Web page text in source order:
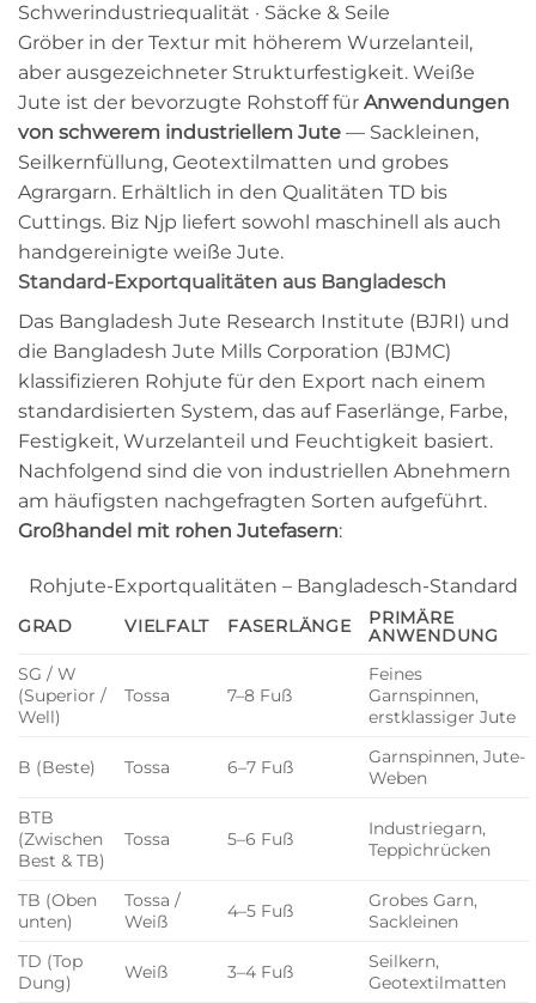
Schwerindustriequalität · Säcke & Seile
Gröber in der Textur mit höherem Wurzelanteil,
aber ausgezeichneter Strukturfestigkeit. Weiße
Jute ist der bevorzugte Rohstoff für Anwendungen
von schwerem industriellem Jute — Sackleinen,
Seilkernfüllung, Geotextilmatten und grobes
Agrargarn. Erhältlich in den Qualitäten TD bis
Cuttings. Biz Njp liefert sowohl maschinell als auch
handgereinigte weiße Jute.
Standard-Exportqualitäten aus Bangladesch
Das Bangladesh Jute Research Institute (BJRI) und
die Bangladesh Jute Mills Corporation (BJMC)
klassifizieren Rohjute für den Export nach einem
standardisierten System, das auf Faserlänge, Farbe,
Festigkeit, Wurzelanteil und Feuchtigkeit basiert.
Nachfolgend sind die von industriellen Abnehmern
am häufigsten nachgefragten Sorten aufgeführt.
Großhandel mit rohen Jutefasern:
Rohjute-Exportqualitäten – Bangladesch-Standard
GRAD VIELFALT FASERLÄNGE
PRIMÄRE
ANWENDUNG
SG / W
(Superior /
Well)
Tossa 7–8 Fuß
Feines
Garnspinnen,
erstklassiger Jute
B (Beste) Tossa 6–7 Fuß
Garnspinnen, Jute-
Weben
BTB
(Zwischen
Best & TB)
Tossa 5–6 Fuß
Industriegarn,
Teppichrücken
TB (Oben
unten)
Tossa /
Weiß
4–5 Fuß
Grobes Garn,
Sackleinen
TD (Top
Dung)
Weiß 3–4 Fuß
Seilkern,
Geotextilmatten